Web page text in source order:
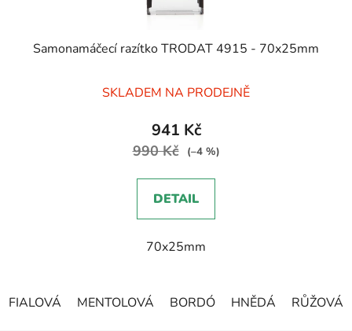
Samonamáčecí razítko TRODAT 4915 - 70x25mm
hodnocení
produktu
je
5
SKLADEM NA PRODEJNĚ
941 Kč
990 Kč (–4 %)
DETAIL
70x25mm
FIALOVÁ MENTOLOVÁ BORDÓ HNĚDÁ RŮŽOVÁ